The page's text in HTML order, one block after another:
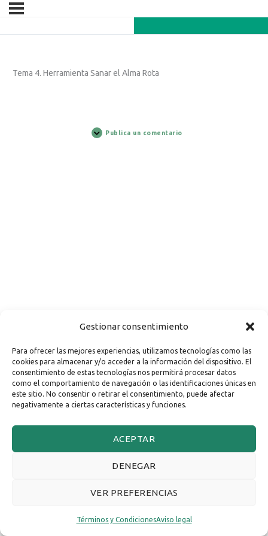
Gestionar consentimiento
Para ofrecer las mejores experiencias, utilizamos tecnologías como las
cookies para almacenar y/o acceder a la información del dispositivo. El
consentimiento de estas tecnologías nos permitirá procesar datos
como el comportamiento de navegación o las identificaciones únicas en
este sitio. No consentir o retirar el consentimiento, puede afectar
negativamente a ciertas características y funciones.
ACEPTAR
DENEGAR
VER PREFERENCIAS
Términos y CondicionesAviso legal
Tema 4. Herramienta Sanar el Alma Rota
Publica un comentario